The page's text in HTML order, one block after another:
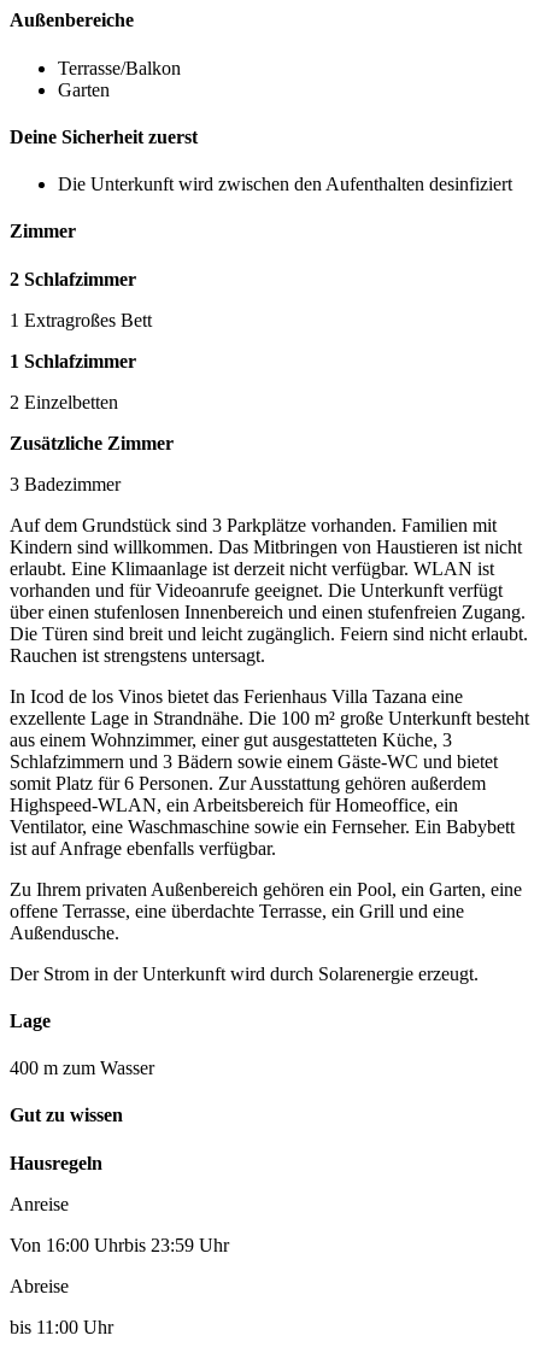
Außenbereiche
Terrasse/Balkon
Garten
Deine Sicherheit zuerst
Die Unterkunft wird zwischen den Aufenthalten desinfiziert
Zimmer
2 Schlafzimmer
1 Extragroßes Bett
1 Schlafzimmer
2 Einzelbetten
Zusätzliche Zimmer
3 Badezimmer
Auf dem Grundstück sind 3 Parkplätze vorhanden. Familien mit
Kindern sind willkommen. Das Mitbringen von Haustieren ist nicht
erlaubt. Eine Klimaanlage ist derzeit nicht verfügbar. WLAN ist
vorhanden und für Videoanrufe geeignet. Die Unterkunft verfügt
über einen stufenlosen Innenbereich und einen stufenfreien Zugang.
Die Türen sind breit und leicht zugänglich. Feiern sind nicht erlaubt.
Rauchen ist strengstens untersagt.
In Icod de los Vinos bietet das Ferienhaus Villa Tazana eine
exzellente Lage in Strandnähe. Die 100 m² große Unterkunft besteht
aus einem Wohnzimmer, einer gut ausgestatteten Küche, 3
Schlafzimmern und 3 Bädern sowie einem Gäste-WC und bietet
somit Platz für 6 Personen. Zur Ausstattung gehören außerdem
Highspeed-WLAN, ein Arbeitsbereich für Homeoffice, ein
Ventilator, eine Waschmaschine sowie ein Fernseher. Ein Babybett
ist auf Anfrage ebenfalls verfügbar.
Zu Ihrem privaten Außenbereich gehören ein Pool, ein Garten, eine
offene Terrasse, eine überdachte Terrasse, ein Grill und eine
Außendusche.
Der Strom in der Unterkunft wird durch Solarenergie erzeugt.
Lage
400 m zum Wasser
Gut zu wissen
Hausregeln
Anreise
Von 16:00 Uhrbis 23:59 Uhr
Abreise
bis 11:00 Uhr